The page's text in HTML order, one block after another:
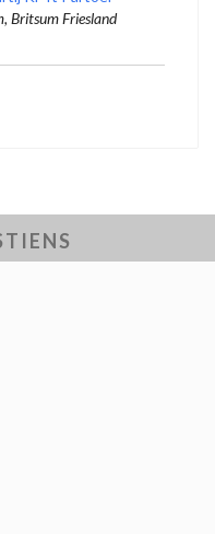
Britsum Friesland